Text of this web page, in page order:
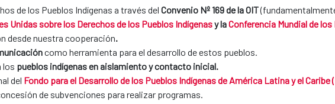
de los Pueblos Indígenas a través del Convenio Nº 169 de la OIT
Unidas sobre los Derechos de los Pueblos Indígenas​y laConferencia Mundial de
desde nuestra cooperación.
como herramienta para el desarrollo de estos pueblos.
los pueblos indígenas en aislamiento y contacto inicial.
del Fondo para el Desarrollo de los Pueblos Indígenas de América Latina y el Caribe
de subvenciones para realizar programas.